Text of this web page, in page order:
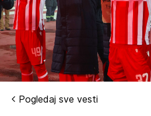
Pogledaj sve vesti